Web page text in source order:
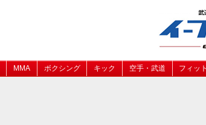
MMA ボクシング キック 空手・武道 フィッ